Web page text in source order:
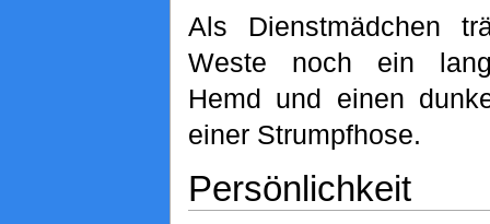
Als Dienstmädchen
Weste noch ein
Hemd und einen
einer Strumpfhose.
Persönlichkeit